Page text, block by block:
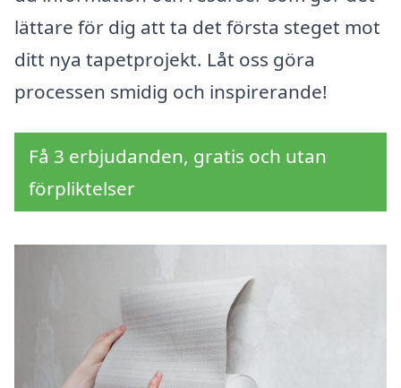
lättare för dig att ta det första steget mot
ditt nya tapetprojekt. Låt oss göra
processen smidig och inspirerande!
Få 3 erbjudanden, gratis och utan
förpliktelser